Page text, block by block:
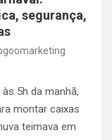
segurança,
5h da manhã,
montar caixas
teimava em